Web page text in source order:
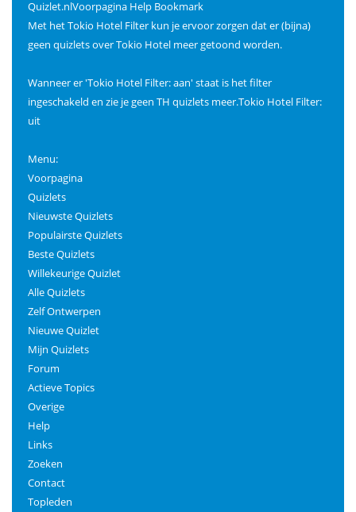
Quizlet.nlVoorpagina Help Bookmark
Met het Tokio Hotel Filter kun je ervoor zorgen dat er (bijna)
geen quizlets over Tokio Hotel meer getoond worden.
Wanneer er 'Tokio Hotel Filter: aan' staat is het filter
ingeschakeld en zie je geen TH quizlets meer.Tokio Hotel Filter:
uit
Menu:
Voorpagina
Quizlets
Nieuwste Quizlets
Populairste Quizlets
Beste Quizlets
Willekeurige Quizlet
Alle Quizlets
Zelf Ontwerpen
Nieuwe Quizlet
Mijn Quizlets
Forum
Actieve Topics
Overige
Help
Links
Zoeken
Contact
Topleden